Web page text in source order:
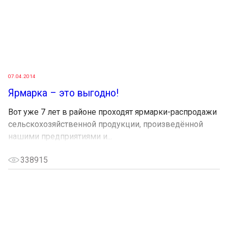
07.04.2014
Ярмарка – это выгодно!
Вот уже 7 лет в районе проходят ярмарки-распродажи
сельскохозяйственной продук­ции, произведённой
нашими предприятиями и...
338915